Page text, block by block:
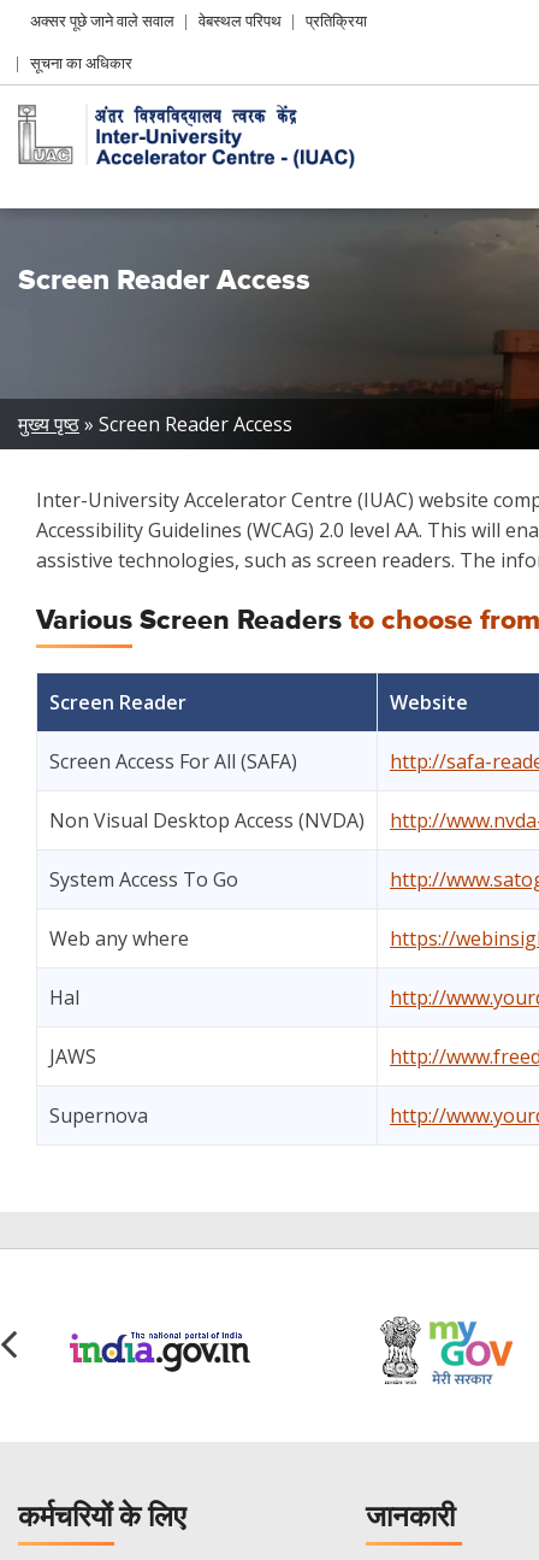
Header
menu
अक्सर पूछे जाने वाले सवाल वेबस्थल परिपथ
प्रतिक्रिया
सूचना का अधिकार
Screen Reader Access
Breadcrumb
मुख्य पृष्ठ Screen Reader Access
Inter-University Accelerator Centre (IUAC) website
Accessibility Guidelines (WCAG) 2.0 level AA. This will
assistive technologies, such as screen readers. The
Various Screen Readers to choose from
Screen Reader Website
Screen Access For All (SAFA) http://safa-
Non Visual Desktop Access (NVDA) http://
System Access To Go http://
Web any where https://
Hal http://
JAWS http://
Supernova http://
कर्मचरियों के लिए
जानकारी